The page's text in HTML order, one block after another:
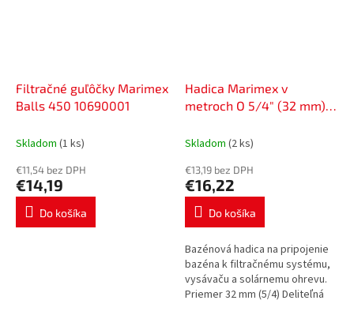
Filtračné guľôčky Marimex
Balls 450 10690001
Skladom (1 ks)
€11,54 bez DPH
€14,19
Do košíka
Hadica Marimex v
metroch O 5/4" (32 mm) -
11001040
Skladom (2 ks)
€13,19 bez DPH
€16,22
Do košíka
Bazénová hadica na pripojenie
bazéna k filtračnému systému,
vysávaču a solárnemu ohrevu.
Priemer 32 mm (5/4) Deliteľná